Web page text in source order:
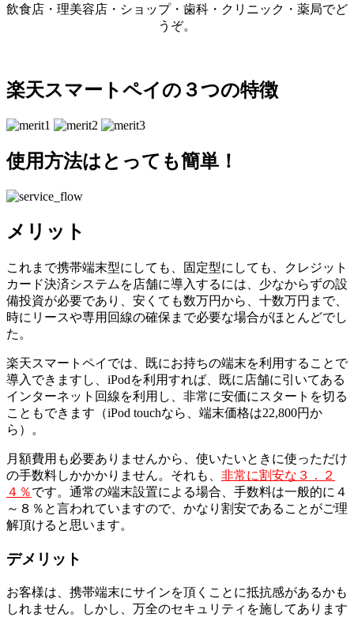
飲食店・理美容店・ショップ・歯科・クリニック・薬局でど
うぞ。
楽天スマートペイの３つの特徴
使用方法はとっても簡単！
メリット
これまで携帯端末型にしても、固定型にしても、クレジット
カード決済システムを店舗に導入するには、少なからずの設
備投資が必要であり、安くても数万円から、十数万円まで、
時にリースや専用回線の確保まで必要な場合がほとんどでし
た。
楽天スマートペイでは、既にお持ちの端末を利用することで
導入できますし、iPodを利用すれば、既に店舗に引いてある
インターネット回線を利用し、非常に安価にスタートを切る
こともできます（iPod touchなら、端末価格は22,800円か
ら）。
月額費用も必要ありませんから、使いたいときに使っただけ
の手数料しかかかりません。それも、 非常に割安な３．２
４％です。通常の端末設置による場合、手数料は一般的に４
～８％と言われていますので、かなり割安であることがご理
解頂けると思います。
デメリット
お客様は、携帯端末にサインを頂くことに抵抗感があるかも
しれません。しかし、万全のセキュリティを施してあります